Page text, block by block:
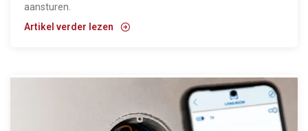
aansturen.
Artikel verder lezen